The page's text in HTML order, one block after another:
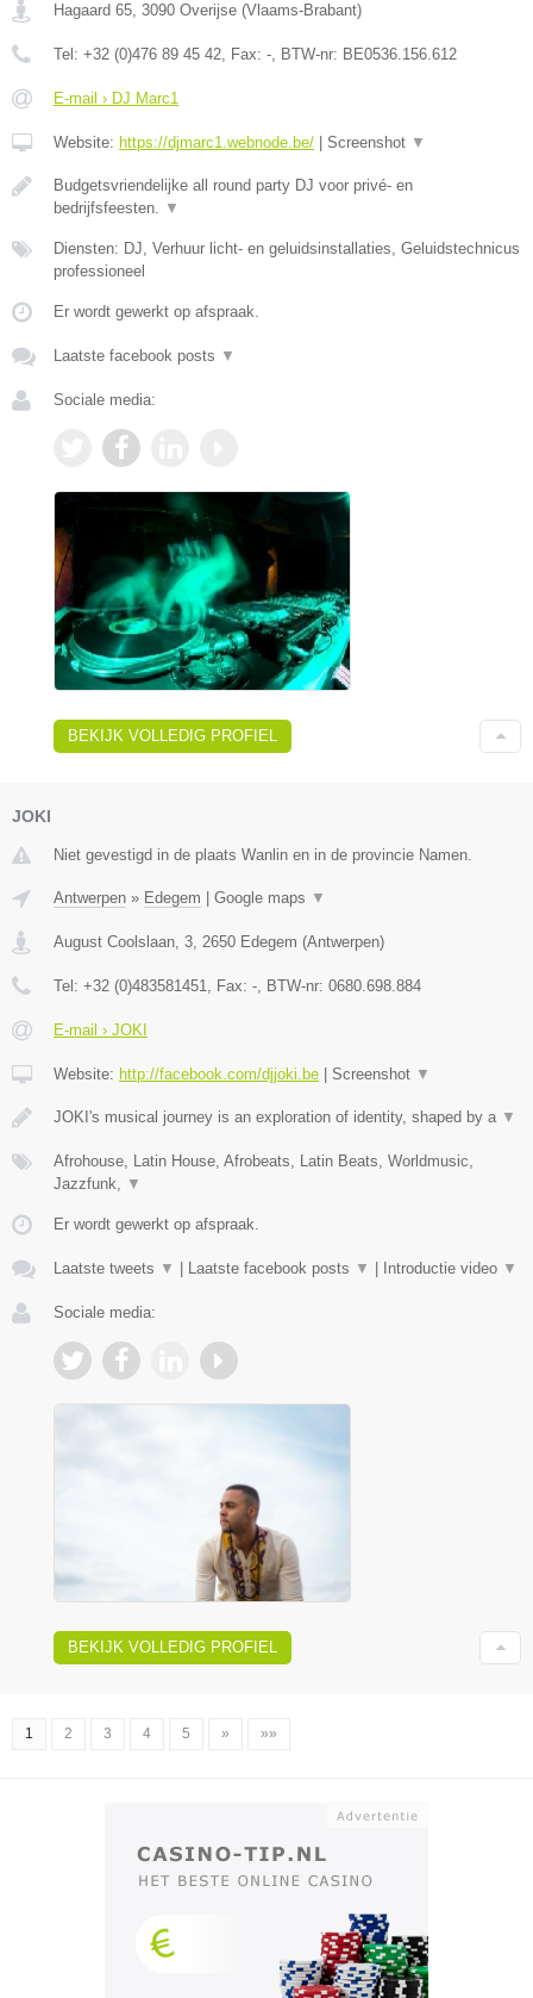
Hagaard 65, 3090 Overijse (Vlaams-Brabant)
Tel: +32 (0)476 89 45 42, Fax: -, BTW-nr: BE0536.156.612
E-mail › DJ Marc1
Website: https://djmarc1.webnode.be/ Screenshot ▼
Budgetsvriendelijke all round party DJ voor privé- en
bedrijfsfeesten. ▼
Diensten: DJ, Verhuur licht- en geluidsinstallaties, Geluidstechnicus
professioneel
Er wordt gewerkt op afspraak.
Laatste facebook posts ▼
Sociale media:
BEKIJK VOLLEDIG PROFIEL
JOKI
Niet gevestigd in de plaats Wanlin en in de provincie Namen.
Antwerpen » Edegem Google maps ▼
August Coolslaan, 3 2650 Edegem (Antwerpen)
Tel: +32 (0)483581451 , Fax: - , BTW-nr: 0680.698.884
E-mail › JOKI
Website: http://facebook.com/djjoki.be Screenshot ▼
JOKI's musical journey is an exploration of identity, shaped by a ▼
Afrohouse, Latin House, Afrobeats, Latin Beats, Worldmusic,
Jazzfunk,
▼
Er wordt gewerkt op afspraak.
Laatste tweets ▼ Laatste facebook posts ▼ Introductie video ▼
Sociale media:
BEKIJK VOLLEDIG PROFIEL
1 2 3 4 5 » »»